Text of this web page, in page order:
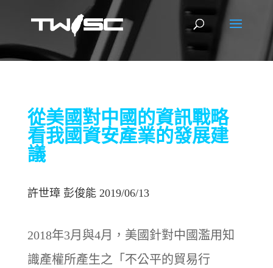
從美國對中國的資訊戰略
看我國資安產業的發展建
議
許世璋 彭俊能 2019/06/13
2018年3月與4月，美國針對中國濫用知
識產權所產生之「不公平的貿易行